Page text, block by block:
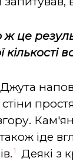
це
кількості
стіни
іде
1
Деякі з